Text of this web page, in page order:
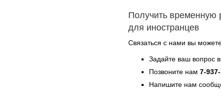
Получить временную
для иностранцев
Связаться с нами вы
Задайте ваш вопрос
Позвоните нам 7-
Напишите нам